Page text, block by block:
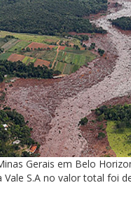
Gerais em Belo
S.A no valor total foi